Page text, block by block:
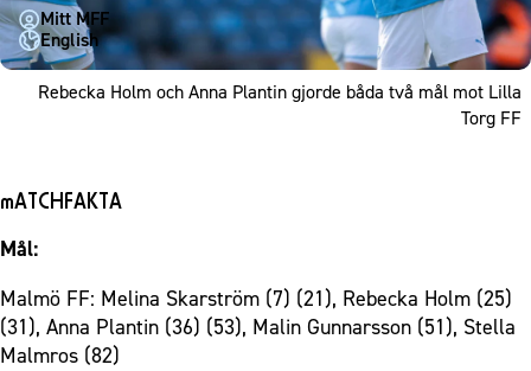
P17
F17
Malmö Trophy
Möte
Mässa
Sommarfest
Vanliga frågor om 1910 Event
MFF i samhället
Laget för alla
Nattfotboll
Grundskolefotboll mot rasismer
Fonder
Kontakt
Press och media
Historik – herrlaget
Personuppgiftspolicy
Mitt MFF
English
Rebecka Holm och Anna Plantin gjorde båda två mål mot Lilla
Torg FF
mATCHFAKTA
Mål:
Malmö FF: Melina Skarström (7) (21), Rebecka Holm (25)
(31), Anna Plantin (36) (53), Malin Gunnarsson (51), Stella
Malmros (82)